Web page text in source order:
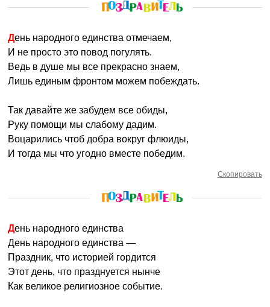
День народного единства отмечаем,
И не просто это повод погулять.
Ведь в душе мы все прекрасно знаем,
Лишь единым фронтом можем побеждать.
Так давайте же забудем все обиды,
Руку помощи мы слабому дадим.
Воцарились чтоб добра вокруг флюиды,
И тогда мы что угодно вместе победим.
Скопировать
День народного единства
День народного единства —
Праздник, что историей гордится
Этот день, что празднуется нынче
Как великое религиозное событие.